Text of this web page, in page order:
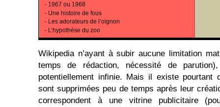
- 1967 ou 1968
- Une histoire de fous
- Les adorateurs de l’oignon
- L’hypothèse du zoo
Wikipedia n’ayant à subir aucune limitation
temps de rédaction, nécessité de
potentiellement infinie. Mais il existe pourtant
sont supprimées peu de temps après leur
correspondent à une vitrine publicitaire